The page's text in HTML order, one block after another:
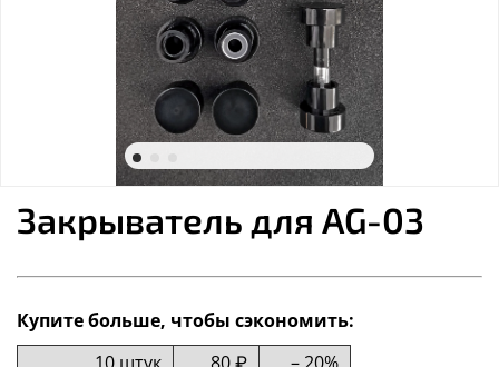
Закрыватель для AG-03
Купите больше, чтобы сэкономить: